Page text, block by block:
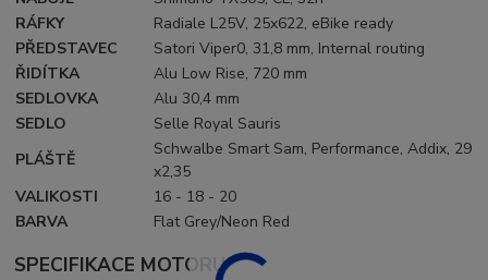
RÁFKY
Radiale L25V, 25x622, eBike ready
PŘEDSTAVEC
Satori Viper0, 31,8 mm, Internal routing
ŘIDÍTKA
Alu Low Rise, 720 mm
SEDLOVKA
Alu 30,4 mm
SEDLO
Selle Royal Sauris
PLÁŠTĚ
Schwalbe Smart Sam, Performance, Addix, 29
x2,35
VALIKOSTI
16 - 18 - 20
BARVA
Flat Grey/Neon Red
SPECIFIKACE MOTORU